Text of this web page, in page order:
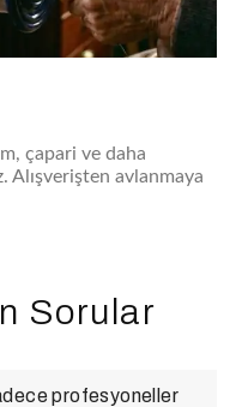
çapari ve daha
Alışverişten avlanmaya
Sorular
profesyoneller